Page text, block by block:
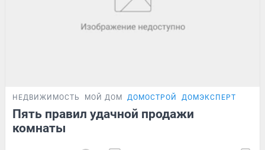
НЕДВИЖИМОСТЬ МОЙ ДОМ ДОМОСТРОЙ ДОМЭКСПЕРТ
Пять правил удачной продажи
комнаты